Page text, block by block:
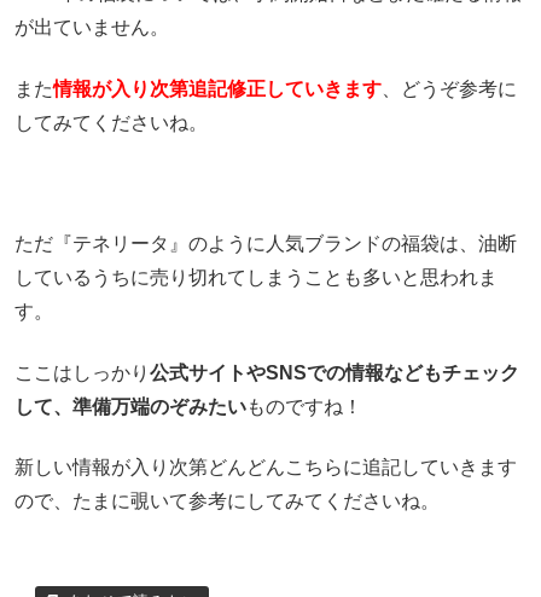
が出ていません。
また情報が入り次第追記修正していきます 、どうぞ参考に
してみてくださいね。
ただ『テネリータ』のように人気ブランドの福袋は、油断
しているうちに売り切れてしまうことも多いと思われま
す。
ここはしっかり 公式サイトやSNSでの情報などもチェック
して、準備万端のぞみたいものですね！
新しい情報が入り次第どんどんこちらに追記していきます
ので、たまに覗いて参考にしてみてくださいね。